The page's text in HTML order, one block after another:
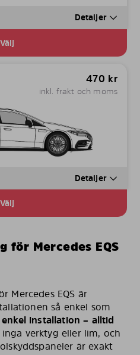
Detaljer
Välj
470 kr
inkl. frakt och moms
Detaljer
Välj
för Mercedes EQS
Mercedes EQS är
så enkel som
installation – alltid
inga verktyg eller lim, och
är exakt